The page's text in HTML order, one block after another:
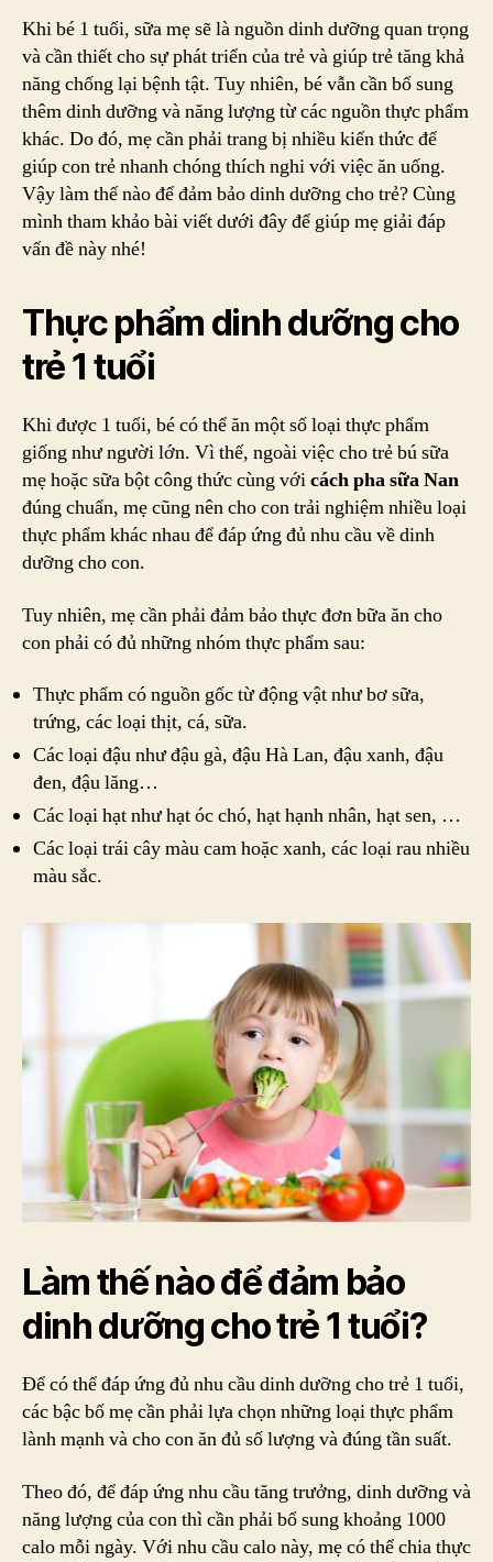
Khi bé 1 tuổi, sữa mẹ sẽ là nguồn dinh dưỡng quan trọng
và cần thiết cho sự phát triển của trẻ và giúp trẻ tăng khả
năng chống lại bệnh tật. Tuy nhiên, bé vẫn cần bổ sung
thêm dinh dưỡng và năng lượng từ các nguồn thực phẩm
khác. Do đó, mẹ cần phải trang bị nhiều kiến thức để
giúp con trẻ nhanh chóng thích nghi với việc ăn uống.
Vậy làm thế nào để đảm bảo dinh dưỡng cho trẻ? Cùng
mình tham khảo bài viết dưới đây để giúp mẹ giải đáp
vấn đề này nhé!
Thực phẩm dinh dưỡng cho
trẻ 1 tuổi
Khi được 1 tuổi, bé có thể ăn một số loại thực phẩm
giống như người lớn. Vì thế, ngoài việc cho trẻ bú sữa
mẹ hoặc sữa bột công thức cùng vớicách pha sữa Nan
đúng chuẩn, mẹ cũng nên cho con trải nghiệm nhiều loại
thực phẩm khác nhau để đáp ứng đủ nhu cầu về dinh
dưỡng cho con.
Tuy nhiên, mẹ cần phải đảm bảo thực đơn bữa ăn cho
con phải có đủ những nhóm thực phẩm sau:
Thực phẩm có nguồn gốc từ động vật như bơ sữa,
trứng, các loại thịt, cá, sữa.
Các loại đậu như đậu gà, đậu Hà Lan, đậu xanh, đậu
đen, đậu lăng…
Các loại hạt như hạt óc chó, hạt hạnh nhân, hạt sen, …
Các loại trái cây màu cam hoặc xanh, các loại rau nhiều
màu sắc.
Làm thế nào để đảm bảo
dinh dưỡng cho trẻ 1 tuổi?
Để có thể đáp ứng đủ nhu cầu dinh dưỡng cho trẻ 1 tuổi,
các bậc bố mẹ cần phải lựa chọn những loại thực phẩm
lành mạnh và cho con ăn đủ số lượng và đúng tần suất.
Theo đó, để đáp ứng nhu cầu tăng trưởng, dinh dưỡng và
năng lượng của con thì cần phải bổ sung khoảng 1000
calo mỗi ngày. Với nhu cầu calo này, mẹ có thể chia thực